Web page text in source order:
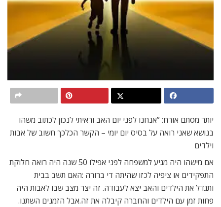
יותר מסתם אורח: ”אנחנו לפני יום האב וראיתי לנכון לכתוב משהו
בנושא שאני רואה על בסיס יום יומי – הקשר הכלכך חשוב של אבות
וילדים
אם מישהו היה מגיע למשפחה לפני אפילו 50 שנה היה רואה חלוקת
התפקידים או ציפיה לכזו שהיתה די ברורה :האם תשב בבית
ותגדל את הילדים והאב יצא לעבודה. זה יצר מצב שבו לאבות היה
פחות זמן עם הילדים והחברה קיבלה את זה.אבל הזמנים השתנו.